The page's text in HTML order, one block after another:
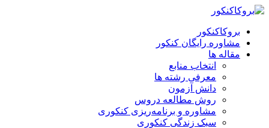
بروکاکنکور
مشاوره رایگان کنکور
مقاله ها
انتخاب منابع
معرفی رشته ها
دانش آزمون
روش مطالعه دروس
مشاوره و برنامه‌ریزی کنکوری
سبک زندگی کنکوری